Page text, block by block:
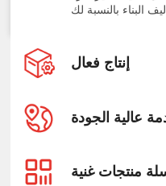
إنتاج فعال
عالية الجودة
منتجات غنية